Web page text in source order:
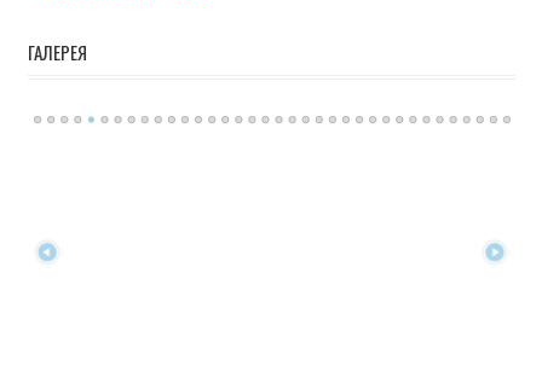
ГАЛЕРЕЯ